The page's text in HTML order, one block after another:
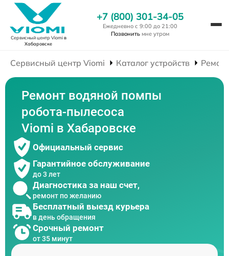
Сервисный центр Viomiв
Хабаровске
+7 (800) 301-34-05
Ежедневно с 9:00 до 21:00
Позвонить мне утром
Сервисный центр Viomi Каталог устройств
Ремонт водяной помпы
робота-пылесоса
Viomi в Хабаровске
Официальный сервис
Гарантийное обслуживание
до 3 лет
Диагностика за наш счет,
ремонт по желанию
Бесплатный выезд курьера
в день обращения
Срочный ремонт
от 35 минут